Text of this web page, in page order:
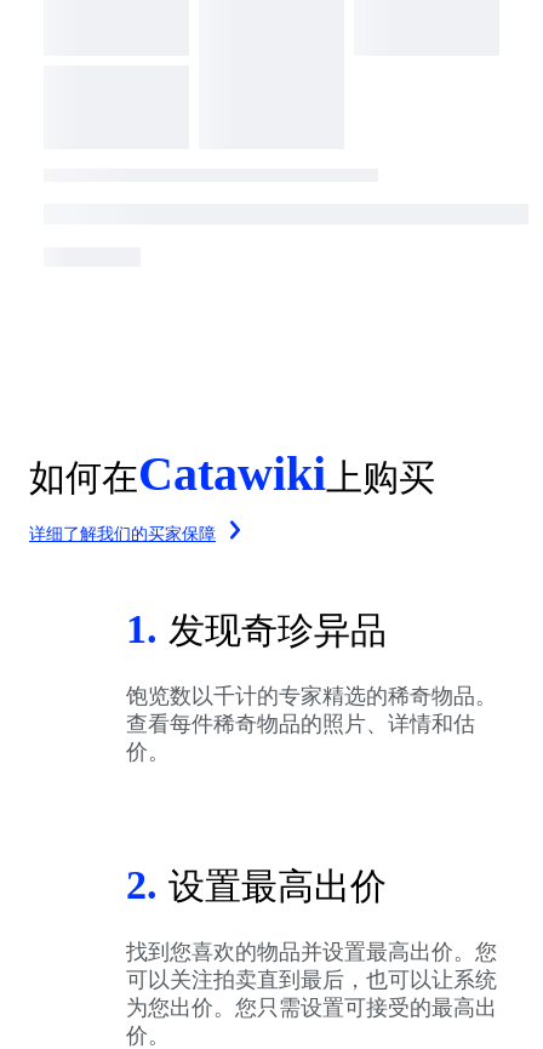
如何在Catawiki 上购买
详细了解我们的买家保障
1. 发现奇珍异品
饱览数以千计的专家精选的稀奇物品。
查看每件稀奇物品的照片、详情和估
价。
2. 设置最高出价
找到您喜欢的物品并设置最高出价。您
可以关注拍卖直到最后，也可以让系统
为您出价。您只需设置可接受的最高出
价。